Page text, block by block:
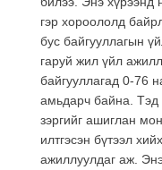
гэр хороололд
бус байгууллагын
гаруй жил үйл
байгууллагад 0-76
амьдарч байна. Тэд
зэргийг ашиглан
илтгэсэн бүтээл
ажиллуулдаг аж.